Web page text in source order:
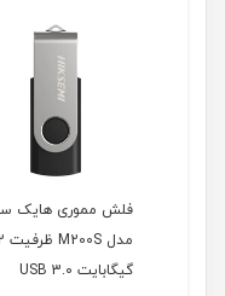
فلش مموری هایک سمی
مدل M200S ظرفیت 32
گیگابایت USB 3.0